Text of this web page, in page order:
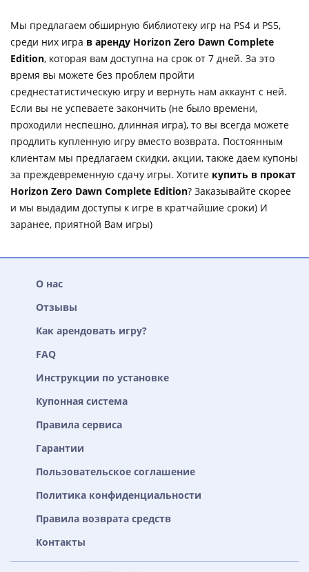
Мы предлагаем обширную библиотеку игр на PS4 и PS5,
среди них игра в аренду Horizon Zero Dawn Complete
Edition, которая вам доступна на срок от 7 дней. За это
время вы можете без проблем пройти
среднестатистическую игру и вернуть нам аккаунт с ней.
Если вы не успеваете закончить (не было времени,
проходили неспешно, длинная игра), то вы всегда можете
продлить купленную игру вместо возврата. Постоянным
клиентам мы предлагаем скидки, акции, также даем купоны
за преждевременную сдачу игры. Хотите купить в прокат
Horizon Zero Dawn Complete Edition? Заказывайте скорее
и мы выдадим доступы к игре в кратчайшие сроки) И
заранее, приятной Вам игры)
О нас
Отзывы
Как арендовать игру?
FAQ
Инструкции по установке
Купонная система
Правила сервиса
Гарантии
Пользовательское соглашение
Политика конфиденциальности
Правила возврата средств
Контакты